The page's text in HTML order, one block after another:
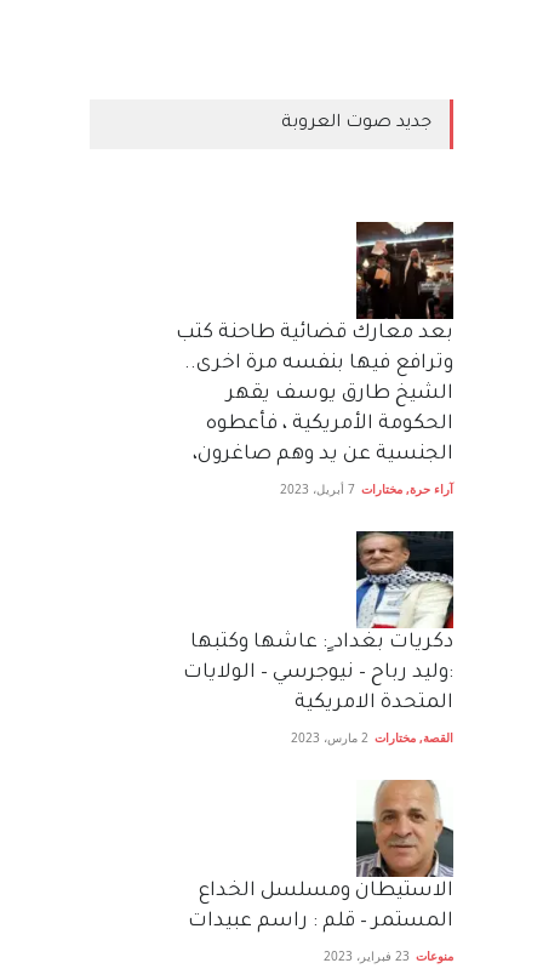
جديد صوت العروبة
بعد معارك قضائية طاحنة كتب
وترافع فيها بنفسه مرة اخرى..
الشيخ طارق يوسف يقهر
الحكومة الأمريكية ، فأعطوه
الجنسية عن يد وهم صاغرون،
آراء حرة, مختارات 7 أبريل، 2023
دكريات بغداد ٍ: عاشها وكتبها
:وليد رباح – نيوجرسي – الولايات
المتحدة الامريكية
القصة, مختارات 2 مارس، 2023
الاستيطان ومسلسل الخداع
المستمر – قلم : راسم عبيدات
منوعات 23 فبراير، 2023